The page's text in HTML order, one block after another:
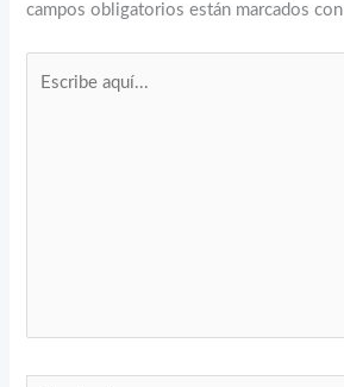
campos obligatorios están marcados con